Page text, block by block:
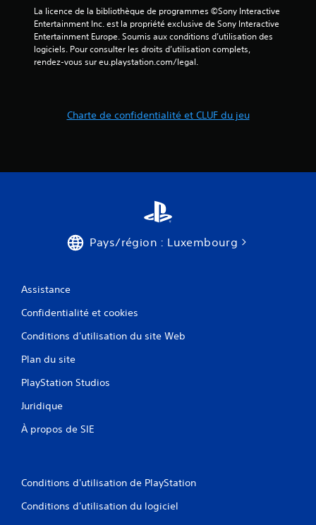
La licence de la bibliothèque de programmes ©Sony Interactive
Entertainment Inc. est la propriété exclusive de Sony Interactive
Entertainment Europe. Soumis aux conditions d’utilisation des
logiciels. Pour consulter les droits d’utilisation complets,
rendez-vous sur eu.playstation.com/legal.
Charte de confidentialité et CLUF du jeu
Pays/région : Luxembourg
Assistance
Confidentialité et cookies
Conditions d'utilisation du site Web
Plan du site
PlayStation Studios
Juridique
À propos de SIE
Conditions d'utilisation de PlayStation
Conditions d'utilisation du logiciel